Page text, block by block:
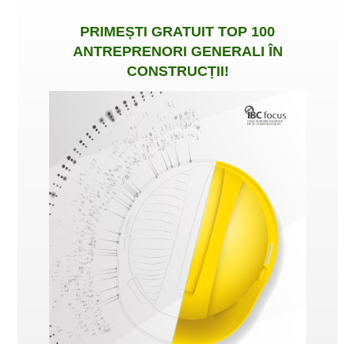
PRIMEȘTI GRATUIT TOP 100
ANTREPRENORI GENERALI ÎN
CONSTRUCȚII!